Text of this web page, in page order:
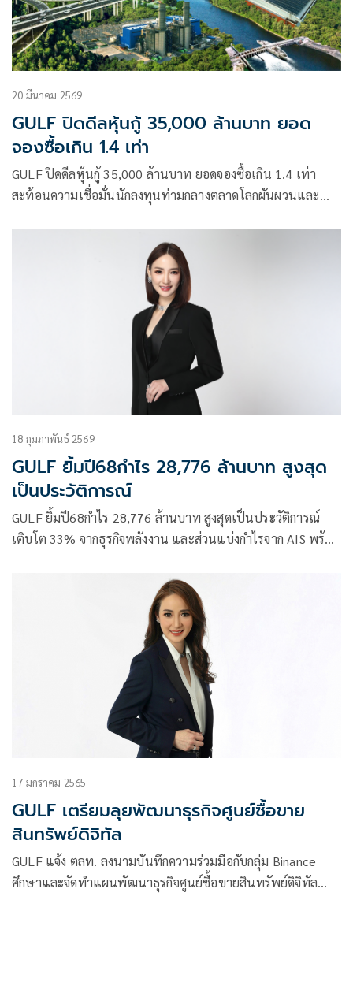
20 มีนาคม 2569
GULF ปิดดีลหุ้นกู้ 35,000 ล้านบาท ยอด
จองซื้อเกิน 1.4 เท่า
GULF ปิดดีลหุ้นกู้ 35,000 ล้านบาท ยอดจองซื้อเกิน 1.4 เท่า
สะท้อนความเชื่อมั่นนักลงทุนท่ามกลางตลาดโลกผันผวนและ
18 กุมภาพันธ์ 2569
GULF ยิ้มปี68กำไร 28,776 ล้านบาท สูงสุด
เป็นประวัติการณ์
GULF ยิ้มปี68กำไร 28,776 ล้านบาท สูงสุดเป็นประวัติการณ์
เติบโต 33% จากธุรกิจพลังงาน และส่วนแบ่งกำไรจาก AIS พร้อม
บาท คาดปี69 รายได้โตต่อเนื่อง10-15%
17 มกราคม 2565
GULF เตรียมลุยพัฒนาธุรกิจศูนย์ซื้อขาย
สินทรัพย์ดิจิทัล
GULF แจ้ง ตลท. ลงนามบันทึกความร่วมมือกับกลุ่ม Binance
ศึกษาและจัดทำแผนพัฒนาธุรกิจศูนย์ซื้อขายสินทรัพย์ดิจิทัล